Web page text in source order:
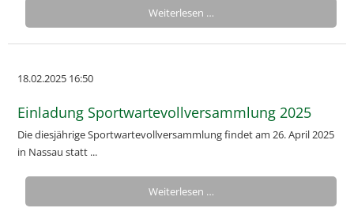
Weiterlesen …
18.02.2025 16:50
Einladung Sportwartevollversammlung 2025
Die diesjährige Sportwartevollversammlung findet am 26. April 2025
in Nassau statt ...
Weiterlesen …